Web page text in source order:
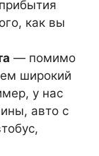
как вы
— помимо
широкий
у нас
авто с